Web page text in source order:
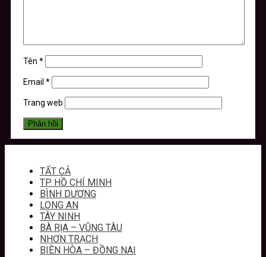
Tên *
Email *
Trang web
TẤT CẢ
TP. HỒ CHÍ MINH
BÌNH DƯƠNG
LONG AN
TÂY NINH
BÀ RỊA – VŨNG TÀU
NHƠN TRẠCH
BIÊN HÒA – ĐỒNG NAI